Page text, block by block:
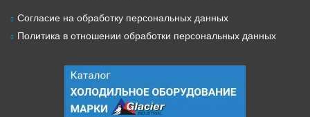
Согласие на обработку персональных данных
Политика в отношении обработки персональных данных